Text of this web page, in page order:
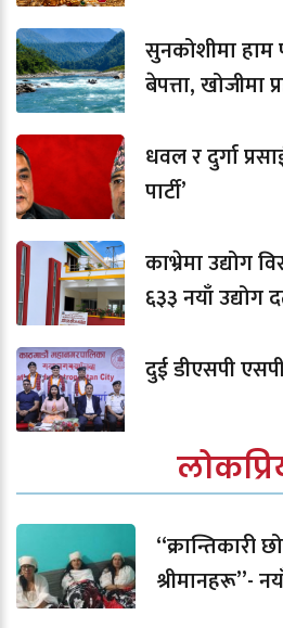
सुनकोशीमा हाम
बेपत्ता, खोजीमा
धवल र दुर्गा
पार्टी’
काभ्रेमा उद्योग
६३३ नयाँ उद्योग
दुई डीएसपी
“क्रान्तिकारी
श्रीमानहरू”-